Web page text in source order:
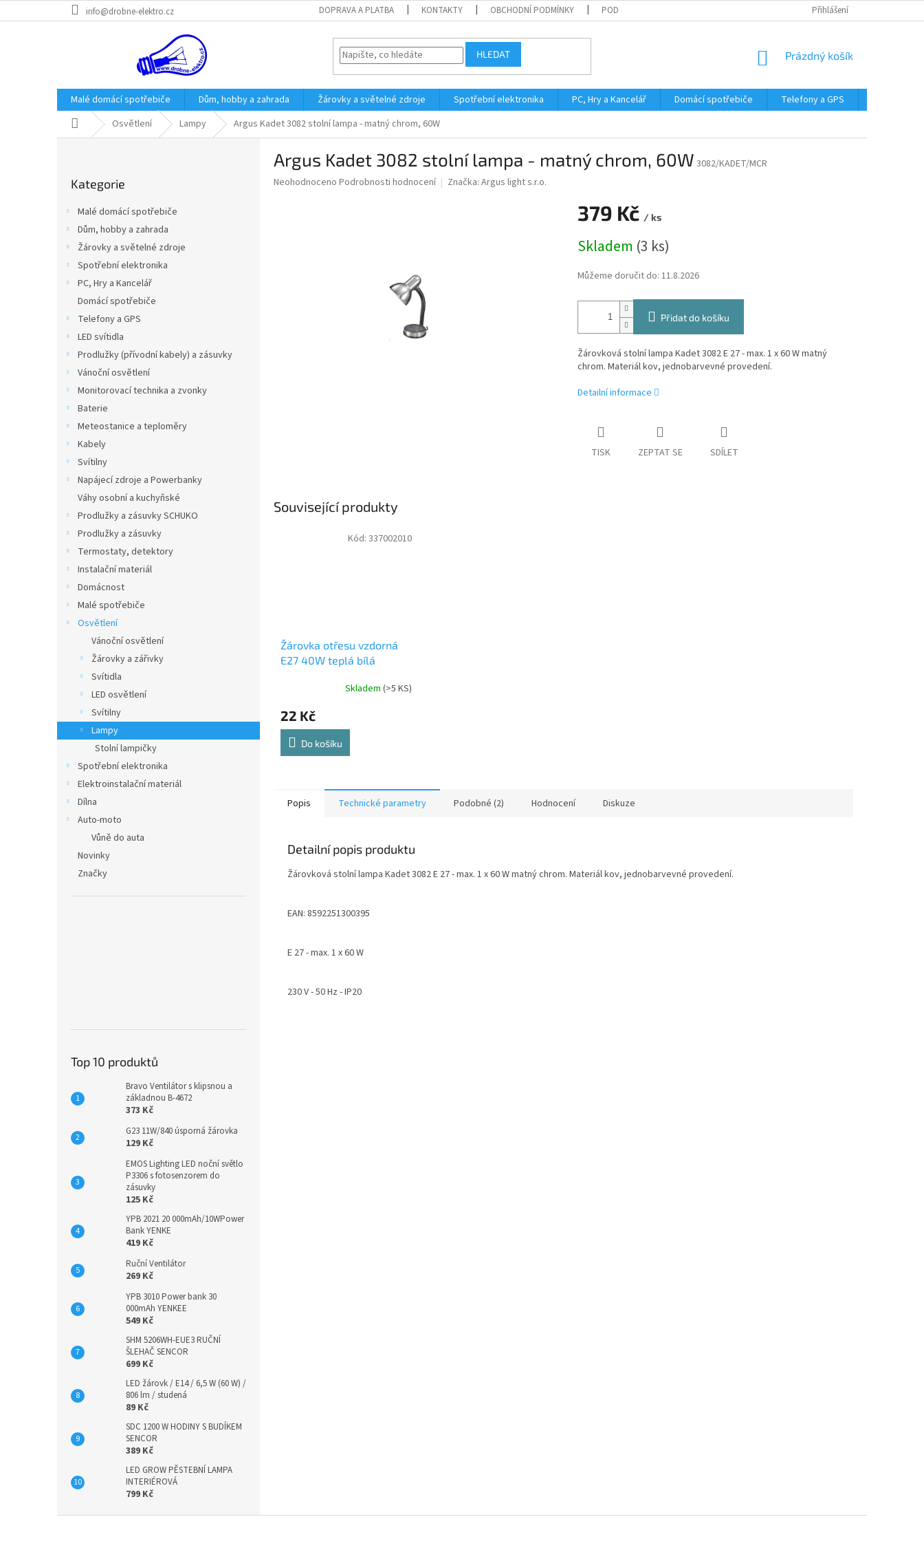
na
info@drobne-elektro.cz DOPRAVA A PLATBA KONTAKTY OBCHODNÍ PODMÍNKY PODMÍNKY OCHRANY OSOBNÍCH ÚDAJŮ Přihlášení
HLEDAT
NÁKUPNÍ
Prázdný košík
Malé domácí spotřebiče Dům, hobby a zahrada Žárovky a světelné zdroje Spotřební elektronika PC, Hry a Kancelář Domácí spotřebiče Telefony a GPS
Domů Osvětlení Lampy Argus Kadet 3082 stolní lampa - matný chrom, 60W
kategorie
Kategorie
Malé domácí spotřebiče
Dům, hobby a zahrada
Žárovky a světelné zdroje
Spotřební elektronika
PC, Hry a Kancelář
Domácí spotřebiče
Telefony a GPS
LED svítidla
Prodlužky (přívodní kabely) a zásuvky
Vánoční osvětlení
Monitorovací technika a zvonky
Baterie
Meteostanice a teploměry
Kabely
Svítilny
Napájecí zdroje a Powerbanky
Váhy osobní a kuchyňské
Prodlužky a zásuvky SCHUKO
Prodlužky a zásuvky
Termostaty, detektory
Instalační materiál
Domácnost
Malé spotřebiče
Osvětlení
Vánoční osvětlení
Žárovky a zářivky
Svítidla
LED osvětlení
Svítilny
Lampy
Stolní lampičky
Spotřební elektronika
Elektroinstalační materiál
Dílna
Auto-moto
Vůně do auta
Novinky
Značky
Top 10 produktů
Bravo Ventilátor s klipsnou a
základnou B-4672
373 Kč
G23 11W/840 úsporná žárovka
129 Kč
EMOS Lighting LED noční světlo
P3306 s fotosenzorem do
zásuvky
125 Kč
YPB 2021 20 000mAh/10WPower
Bank YENKE
419 Kč
Ruční Ventilátor
269 Kč
YPB 3010 Power bank 30
000mAh YENKEE
549 Kč
SHM 5206WH-EUE3 RUČNÍ
ŠLEHAČ SENCOR
699 Kč
LED žárovk / E14 / 6,5 W (60 W) /
806 lm / studená
89 Kč
SDC 1200 W HODINY S BUDÍKEM
SENCOR
389 Kč
LED GROW PĚSTEBNÍ LAMPA
INTERIÉROVÁ
799 Kč
Argus Kadet 3082 stolní lampa - matný chrom, 60W 3082/KADET/MCR
Průměrné
Neohodnoceno Podrobnosti hodnocení Značka: Argus light s.r.o.
379 Kč / ks
cena:
Skladem (3 ks)
Můžeme doručit do: 11.8.2026
Přidat do košíku
Žárovková stolní lampa Kadet 3082 E 27 - max. 1 x 60 W matný
chrom. Materiál kov, jednobarvevné provedení.
Detailní informace
TISK ZEPTAT SE SDÍLET
Související produkty
Žárovka otřesu vzdorná
E27 40W teplá bílá
Skladem (>5 KS)
22 Kč
Do košíku
Kód: 337002010
Popis Technické parametry Podobné (2) Hodnocení Diskuze
Detailní popis produktu
Žárovková stolní lampa Kadet 3082 E 27 - max. 1 x 60 W matný chrom. Materiál kov, jednobarvevné provedení.
EAN: 8592251300395
E 27 - max. 1 x 60 W
230 V - 50 Hz - IP20